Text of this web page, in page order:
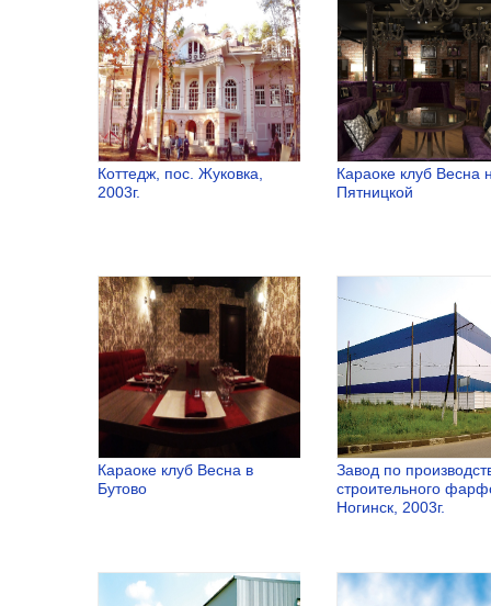
Балашихе
МКАД 71
2003г.
Коттедж, пос. Жуковка,
2003г.
Жуковка, 2003г.
Караоке клуб Весна
Пятницкой
Весна на
Пятницкой
Караоке клуб Весна в
Бутово
Весна в Бутово
Завод по
строительного
Ногинск, 2003г.